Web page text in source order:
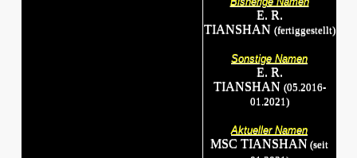
E. R.
TIANSHAN (fertiggestellt)
Sonstige Namen
E. R.
TIANSHAN (05.2016-
01.2021)
Aktueller Namen
MSC TIANSHAN (seit